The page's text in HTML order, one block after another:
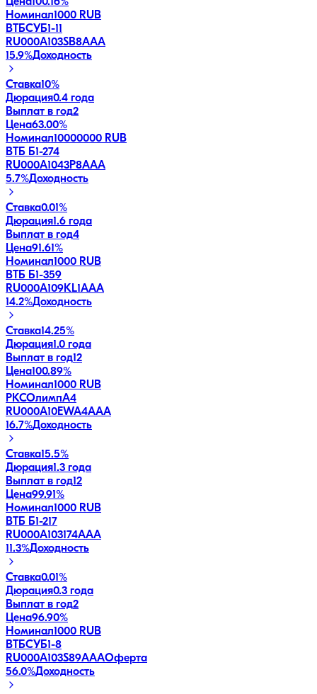
Номинал1000 RUB
ВТБСУБ1-11
RU000A103SB8AAA
15.9%Доходность
Ставка10%
Дюрация0.4 года
Выплат в год2
Цена63.00%
Номинал10000000 RUB
ВТБ Б1-274
RU000A1043P8AAA
5.7%Доходность
Ставка0.01%
Дюрация1.6 года
Выплат в год4
Цена91.61%
Номинал1000 RUB
ВТБ Б1-359
RU000A109KL1AAA
14.2%Доходность
Ставка14.25%
Дюрация1.0 года
Выплат в год12
Цена100.89%
Номинал1000 RUB
РКСОлимпA4
RU000A10EWA4AAA
16.7%Доходность
Ставка15.5%
Дюрация1.3 года
Выплат в год12
Цена99.91%
Номинал1000 RUB
ВТБ Б1-217
RU000A103174AAA
11.3%Доходность
Ставка0.01%
Дюрация0.3 года
Выплат в год2
Цена96.90%
Номинал1000 RUB
ВТБСУБ1-8
RU000A103S89AAAОферта
56.0%Доходность